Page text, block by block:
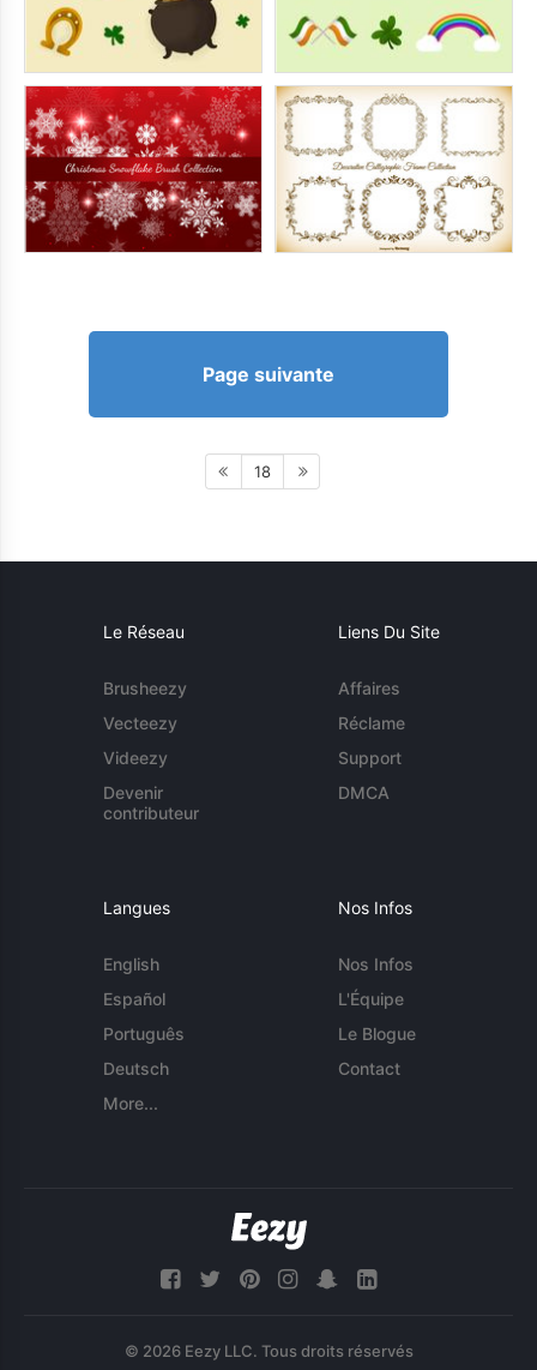
Page suivante
18
Le Réseau
Brusheezy
Vecteezy
Videezy
Devenir
contributeur
Liens Du Site
Affaires
Réclame
Support
DMCA
Langues
English
Español
Português
Deutsch
More...
Nos Infos
Nos Infos
L'Équipe
Le Blogue
Contact
© 2026 Eezy LLC. Tous droits réservés